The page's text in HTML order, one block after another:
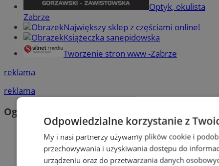
Optyk, okulista
Zabrze
Największy sklep z częściami online!
Książeczka sanepidowska
Tworzenie stron www -Zabrze
reklama
reklama
Ogłoszenia
Odpowiedzialne korzystanie z
My i nasi partnerzy używamy plików cookie i
przechowywania i uzyskiwania dostępu do
urządzeniu oraz do przetwarzania danych